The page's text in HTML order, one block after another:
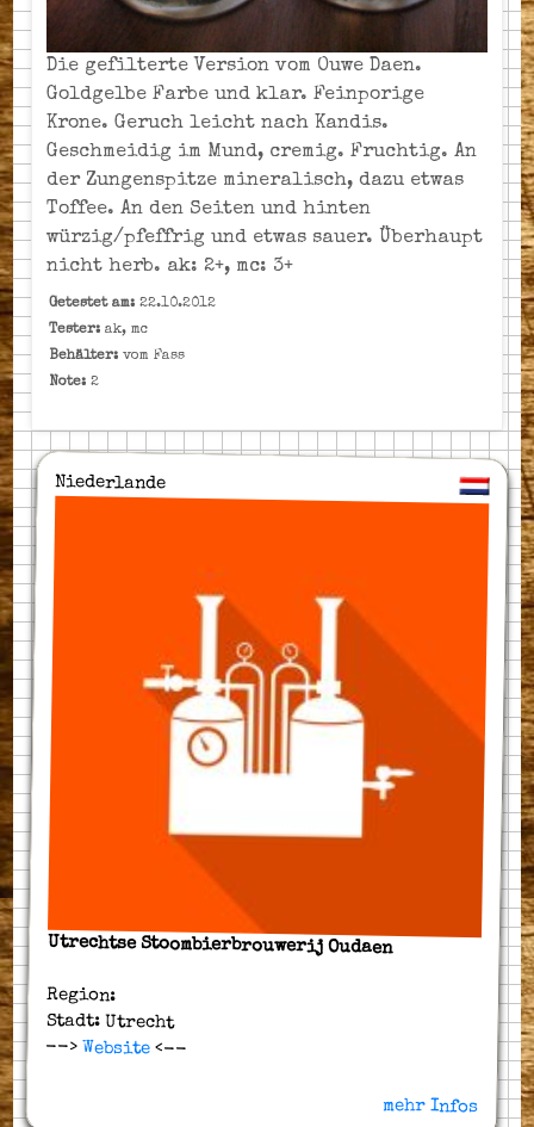
Die gefilterte Version vom Ouwe Daen.
Goldgelbe Farbe und klar. Feinporige
Krone. Geruch leicht nach Kandis.
Geschmeidig im Mund, cremig. Fruchtig. An
der Zungenspitze mineralisch, dazu etwas
Toffee. An den Seiten und hinten
würzig/pfeffrig und etwas sauer. Überhaupt
nicht herb. ak: 2+, mc: 3+
Getestet am: 22.10.2012
Tester: ak, mc
Behälter: vom Fass
Note: 2
Niederlande
Utrechtse Stoombierbrouwerij Oudaen
Region:
Stadt: Utrecht
--> Website <--
mehr Infos